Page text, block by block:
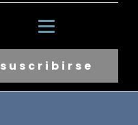
suscribirse